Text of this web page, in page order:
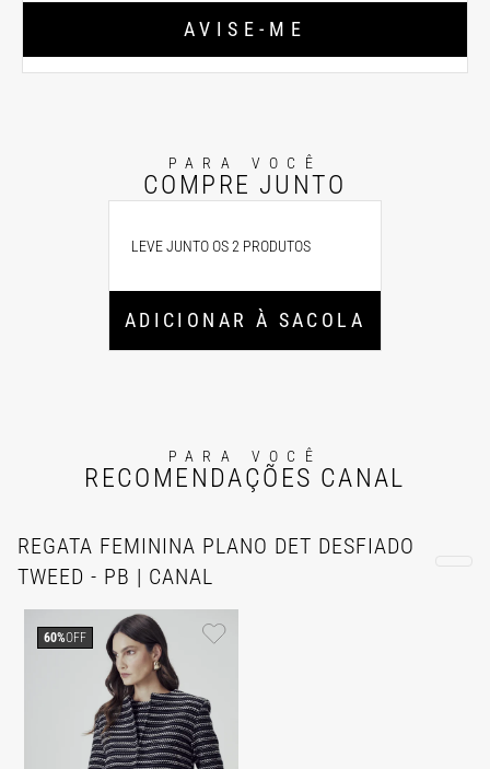
AVISE-ME
PARA VOCÊ
COMPRE JUNTO
LEVE JUNTO OS 2 PRODUTOS
ADICIONAR À SACOLA
PARA VOCÊ
RECOMENDAÇÕES CANAL
REGATA FEMININA PLANO DET DESFIADO
TWEED - PB | CANAL
60%OFF